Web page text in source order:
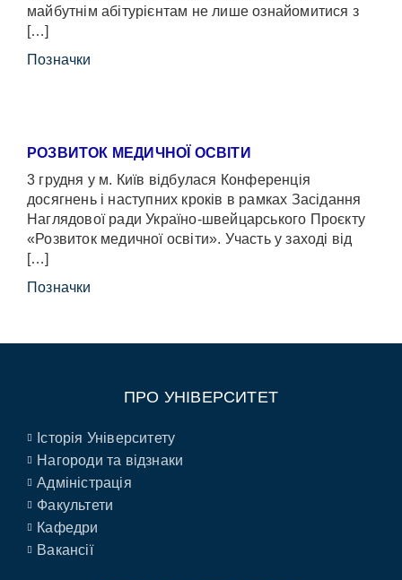
майбутнім абітурієнтам не лише ознайомитися з
[…]
Позначки
РОЗВИТОК МЕДИЧНОЇ ОСВІТИ
3 грудня у м. Київ відбулася Конференція
досягнень і наступних кроків в рамках Засідання
Наглядової ради Україно-швейцарського Проєкту
«Розвиток медичної освіти». Участь у заході від
[…]
Позначки
ПРО УНІВЕРСИТЕТ
Історія Університету
Нагороди та відзнаки
Адміністрація
Факультети
Кафедри
Вакансії